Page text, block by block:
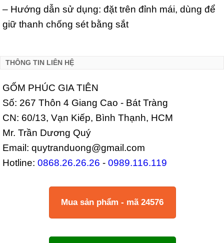
– Hướng dẫn sử dụng: đặt trên đỉnh mái, dùng để
giữ thanh chống sét bằng sắt
THÔNG TIN LIÊN HỆ
GỐM PHÚC GIA TIÊN
Số: 267 Thôn 4 Giang Cao - Bát Tràng
CN: 60/13, Vạn Kiếp, Bình Thạnh, HCM
Mr. Trần Dương Quý
Email: quytranduong@gmail.com
Hotline: 0868.26.26.26 - 0989.116.119
Mua sản phẩm - mã 24576